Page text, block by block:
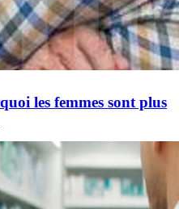
les femmes sont plus